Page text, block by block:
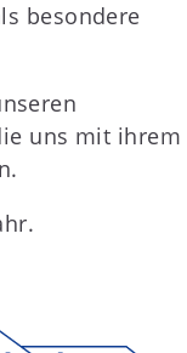
besondere
uns mit ihrem